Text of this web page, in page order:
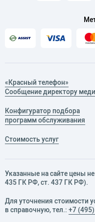
«Красный телефон»
Сообщение директору
Конфигуратор подбора
программ обслуживания
Стоимость услуг
Указанные на сайте цены
435 ГК РФ, cт. 437 ГК РФ).
Для уточнения стоимости
в справочную, тел.: +7